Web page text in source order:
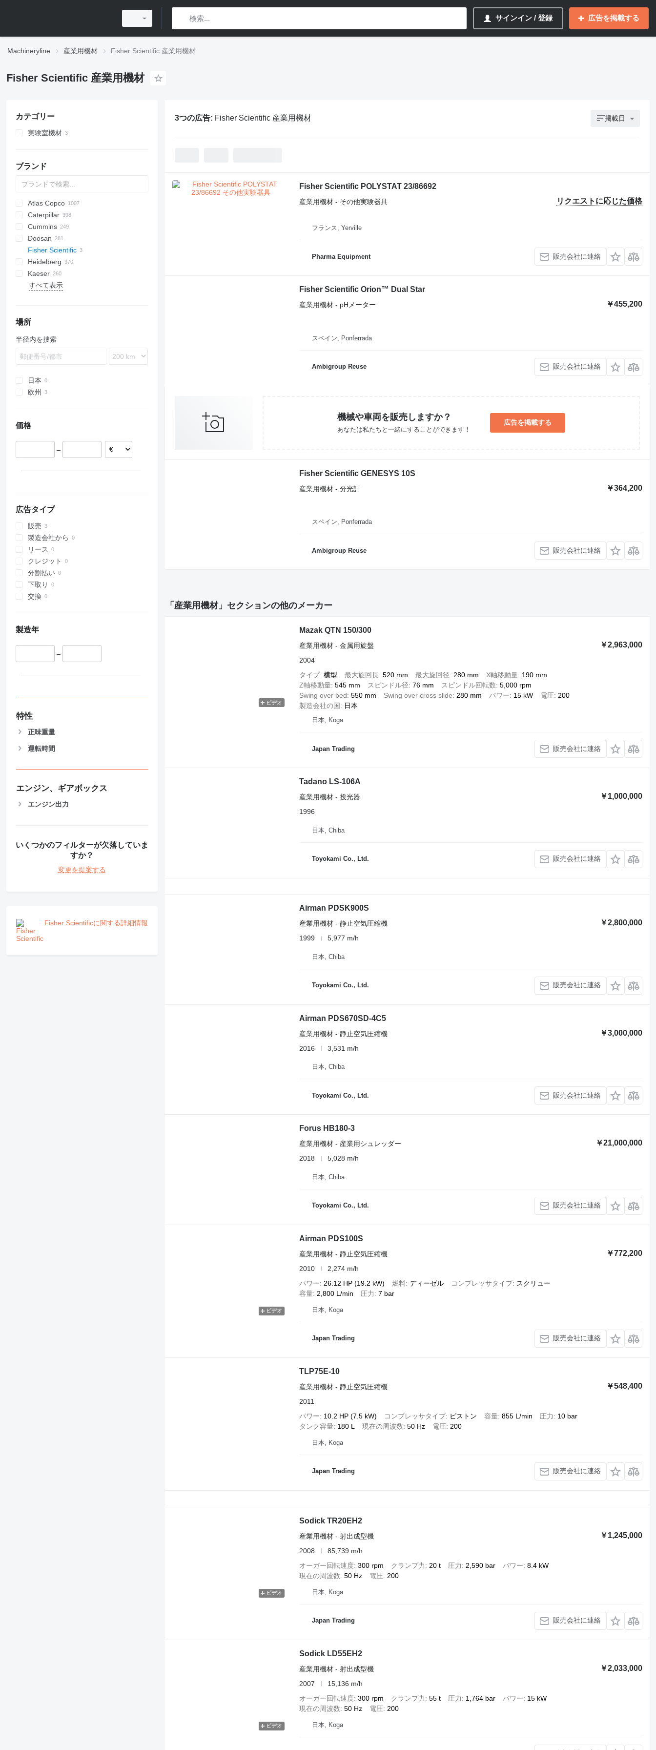
サインイン / 登録 広告を掲載する
Machineryline 産業用機材 Fisher Scientific 産業用機材
Fisher Scientific 産業用機材
カテゴリー
実験室機材
ブランド
PDS
APD
AB
Ensis
Pega
VZ
AG3
Atlas Copco
DrillAir
E-Air
GA
LT
QAS
QAX
QEP
XAS
XATS
XAVS
XRHS
XRVS
QAS
W series
XAS
PDP
E-series
G-series
KG
B-series
BM
BW
GFS
VT
Rover
Skipper
PA
Airpure
Britecpure
BySprint Fiber
CK
SR
Caterpillar
120
160
315
320
330
365
G-series
GC
M-series
V-series
CPS
DZ
FZ
Berlingo
Jumper
C-series
DLT
DS
H-series
Cummins
C-series
KTA
CMX
CTX
DMC
DMU
FP
KF
SC
DCA
BF
D-series
F2L912
D-series
S-series
SP
W-series
Doosan
B-series
G-series
AK
DW
DZ
DC
LHF
ORIGO
SJ
TF
VF
VSC
TF
ESE
EZG
SureColor
LBM
P-series
700-series
Concept
Fisher Scientific
FDT
Transit
HB
F-Line
EM
MCM
CTF
V20
VB
DPAS
DPS
DVR
LT
PLD
AKF
ZS
RH
SE
SL
FS
EC
SL
ST
HSLX
TS
SL
Citymaster
VB
VF
103 LO
103 SP
107-20
Heidelberg
GTO
GTP
SM
Stahlfolder
Suprasetter
C-series
U-series
HFW
HYW
A-series
FXS
TS
Kal
Profi
EB
EU
AC
AFC
MC
PJ
SPF
ST
StitchLiner
HKN
VMX
FS
TS
H-series
i-Series
PW
G-series
P-series
1600
550
8010
FC
HF
KR
Kaeser
AS
SM
KKS
KK
Minarc
ZSW
Crambo
KR
D-series
FW
ES
HD
500
E-series
DTS
LE
K-series
Shark
Junior
MH 400 P
MT
RB
HQR
VTC
Variaxis
Sprinter
LBV
UCP
Big Blue
D-series
Crysta-Apex
Aero
KNC 5 1500
CL
GE
LT
MD
Citoborma
NV
LB
GEH
V-series
OPTImill
S2R
1100 Series
Expert
CH4000
GF
FCA
ES
SM3
AMT
Kangoo
GF2
535
MDVN
SR
Olimpic
J-series
W-series
D-series
Professional
T-10
SSDP
TS
F-series
38K
900
CookieMAK
TW
820
Surfacer
RL
Deco
T-Series
VB
Proace
TNK
X-BOX
X-SOLAR
T 23F
TruLaser
T600
TL
TSC
BFT 90/3
Caddy
840
HK
Compact
G-series
LTN
DF
Hydromat
EBO 68
MZA
W-series
Quickbinder
Versant
LPG
すべて表示
場所
半径内を捜索
日本
欧州
価格
–
広告タイプ
販売
製造会社から
リース
クレジット
分割払い
下取り
交換
製造年
–
特性
正味重量
運転時間
エンジン、ギアボックス
エンジン出力
いくつかのフィルターが欠落していま
すか？
変更を提案する
Fisher Scientificに関する詳細情報
3つの広告: Fisher Scientific 産業用機材 掲載日
Fisher Scientific POLYSTAT 23/86692
リクエストに応じた価格
産業用機材 - その他実験器具
フランス, Yerville
Pharma Equipment 販売会社に連絡
Fisher Scientific Orion™ Dual Star
￥455,200
産業用機材 - pHメーター
スペイン, Ponferrada
Ambigroup Reuse 販売会社に連絡
機械や車両を販売しますか？
あなたは私たちと一緒にすることができます！
広告を掲載する
Fisher Scientific GENESYS 10S
￥364,200
産業用機材 - 分光計
スペイン, Ponferrada
Ambigroup Reuse 販売会社に連絡
「産業用機材」セクションの他のメーカー
ビデオ
Mazak QTN 150/300
￥2,963,000
産業用機材 - 金属用旋盤
2004
タイプ 横型 最大旋回長 520 mm 最大旋回径 280 mm X軸移動量 190 mm
Z軸移動量 545 mm スピンドル径 76 mm スピンドル回転数 5,000 rpm
Swing over bed 550 mm Swing over cross slide 280 mm パワー 15 kW 電圧 200
製造会社の国
日本
日本, Koga
Japan Trading 販売会社に連絡
Tadano LS-106A
￥1,000,000
産業用機材 - 投光器
1996
日本, Chiba
Toyokami Co., Ltd. 販売会社に連絡
Airman PDSK900S
￥2,800,000
産業用機材 - 静止空気圧縮機
1999
5,977 m/h
日本, Chiba
Toyokami Co., Ltd. 販売会社に連絡
Airman PDS670SD-4C5
￥3,000,000
産業用機材 - 静止空気圧縮機
2016
3,531 m/h
日本, Chiba
Toyokami Co., Ltd. 販売会社に連絡
Forus HB180-3
￥21,000,000
産業用機材 - 産業用シュレッダー
2018
5,028 m/h
日本, Chiba
Toyokami Co., Ltd. 販売会社に連絡
ビデオ
Airman PDS100S
￥772,200
産業用機材 - 静止空気圧縮機
2010
2,274 m/h
パワー
26.12 HP (19.2 kW) 燃料 ディーゼル コンプレッサタイプ
スクリュー
容量 2,800 L/min 圧力 7 bar
日本, Koga
Japan Trading 販売会社に連絡
TLP75E-10
￥548,400
産業用機材 - 静止空気圧縮機
2011
パワー
10.2 HP (7.5 kW) コンプレッサタイプ ピストン 容量 855 L/min 圧力
10 bar
タンク容量 180 L 現在の周波数 50 Hz 電圧 200
日本, Koga
Japan Trading 販売会社に連絡
ビデオ
Sodick TR20EH2
￥1,245,000
産業用機材 - 射出成型機
2008
85,739 m/h
オーガー回転速度 300 rpm クランプ力 20 t 圧力 2,590 bar パワー 8.4 kW
現在の周波数 50 Hz 電圧 200
日本, Koga
Japan Trading 販売会社に連絡
ビデオ
Sodick LD55EH2
￥2,033,000
産業用機材 - 射出成型機
2007
15,136 m/h
オーガー回転速度 300 rpm クランプ力 55 t 圧力 1,764 bar パワー
15 kW
現在の周波数 50 Hz 電圧 200
日本, Koga